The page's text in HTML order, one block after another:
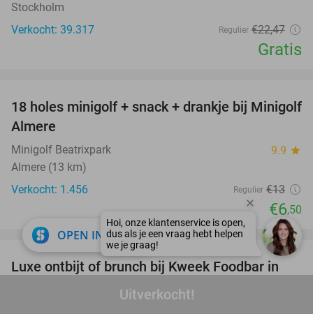
Uitverkocht!
Stockholm
Verkocht: 39.317
Regulier €22,47
Gratis
50%
18 holes minigolf + snack + drankje bij Minigolf
Almere
Minigolf Beatrixpark 9.9 star
Almere (13 km)
Verkocht: 1.456
Regulier €13
€6,50
40%
favorite_border
Luxe ontbijt of brunch bij Kweek Foodbar in
OPEN IN APP close